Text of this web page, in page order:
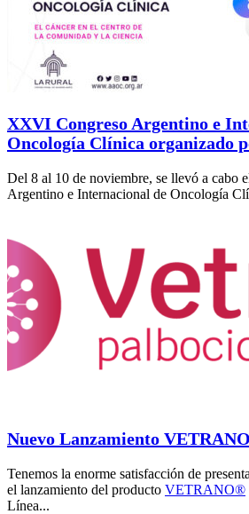
XXVI Congreso Argentino e
Oncología Clínica organizado
Del 8 al 10 de noviembre, se llevó a cabo
Argentino e Internacional de Oncología
Nuevo Lanzamiento
Tenemos la enorme satisfacción de
el lanzamiento del producto VETRANO®
Línea...